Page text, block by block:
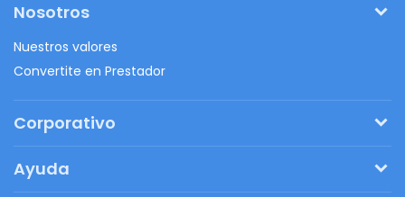
Nosotros
Nuestros valores
Convertite en Prestador
Corporativo
Regalos originales
Ayuda